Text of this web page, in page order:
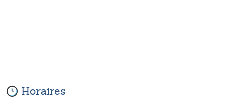
Horaires